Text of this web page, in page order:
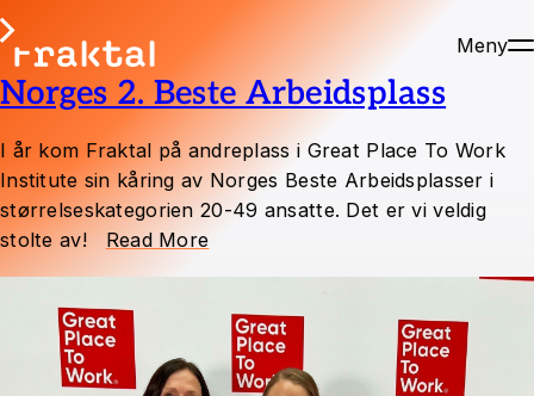
Meny
Norges 2. Beste Arbeidsplass
I år kom Fraktal på andreplass i Great Place To Work
Institute sin kåring av Norges Beste Arbeidsplasser i
størrelseskategorien 20-49 ansatte. Det er vi veldig
stolte av! Read More